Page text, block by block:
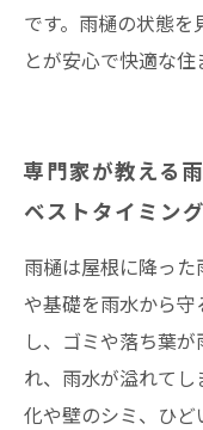
です。雨樋の状態
とが安心で快適な住
専門家が教える
ベストタイミング
雨樋は屋根に降っ
や基礎を雨水から
し、ゴミや落ち葉
れ、雨水が溢れて
化や壁のシミ、ひ